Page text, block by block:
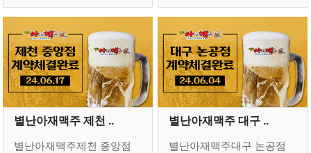
별난아재맥주 제천 ..
별난아재맥주제천 중앙점
별난아재맥주 대구 ..
별난아재맥주대구 논공점